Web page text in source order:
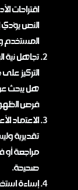
اقتراحات
النص
المستخدم
التركيز
هل يبحث عن
فرص
الاعتماد
مراجعة أو
صحيحة.
إساءة